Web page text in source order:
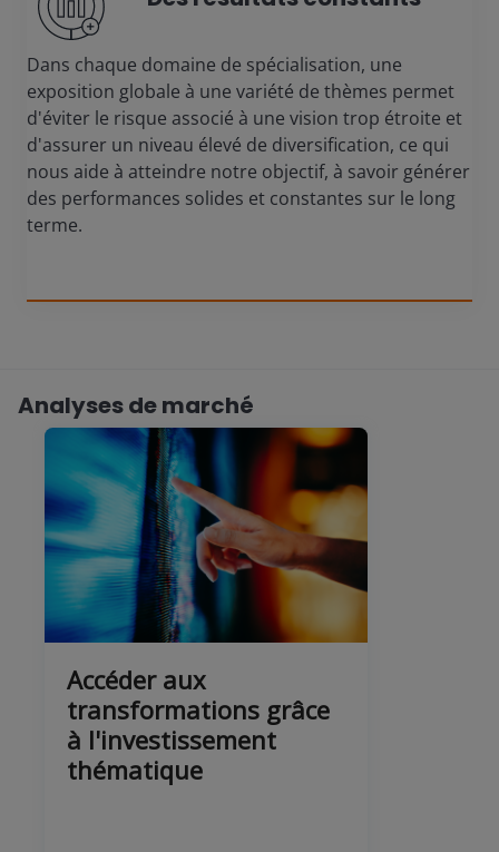
Dans chaque domaine de spécialisation, une
exposition globale à une variété de thèmes permet
d'éviter le risque associé à une vision trop étroite et
d'assurer un niveau élevé de diversification, ce qui
nous aide à atteindre notre objectif, à savoir générer
des performances solides et constantes sur le long
terme.
Analyses de marché
Accéder aux
transformations grâce
à l'investissement
thématique